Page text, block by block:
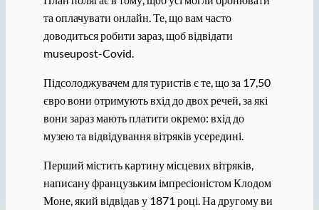
та оплачувати онлайн. Те, що вам часто
доводиться робити зараз, щоб відвідати
museupost-Covid.
Підсолоджувачем для туристів є те, що за 17,50
євро вони отримують вхід до двох речей, за які
вони зараз мають платити окремо: вхід до
музею та відвідування вітряків усередині.
Перший містить картину місцевих вітряків,
написану французьким імпресіоністом Клодом
Моне, який відвідав у 1871 році. На другому ви